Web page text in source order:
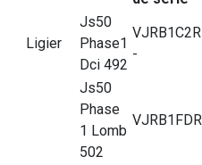
Ligier
Js50
Phase1
Dci 492
VJRB1C2R
-
Js50
Phase
1 Lomb
502
VJRB1FDR